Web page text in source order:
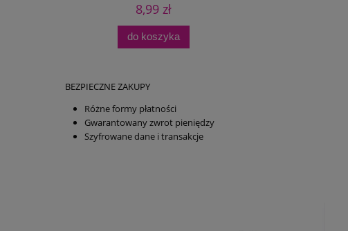
8,99 zł
do koszyka
BEZPIECZNE ZAKUPY
Różne formy płatności
Gwarantowany zwrot pieniędzy
Szyfrowane dane i transakcje